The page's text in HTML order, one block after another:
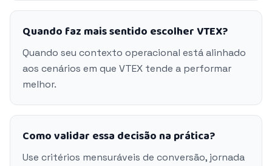
Quando faz mais sentido escolher VTEX?
Quando seu contexto operacional está alinhado
aos cenários em que VTEX tende a performar
melhor.
Como validar essa decisão na prática?
Use critérios mensuráveis de conversão, jornada